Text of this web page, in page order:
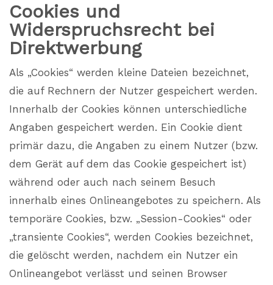
Cookies und
Widerspruchsrecht bei
Direktwerbung
Als „Cookies“ werden kleine Dateien bezeichnet,
die auf Rechnern der Nutzer gespeichert werden.
Innerhalb der Cookies können unterschiedliche
Angaben gespeichert werden. Ein Cookie dient
primär dazu, die Angaben zu einem Nutzer (bzw.
dem Gerät auf dem das Cookie gespeichert ist)
während oder auch nach seinem Besuch
innerhalb eines Onlineangebotes zu speichern. Als
temporäre Cookies, bzw. „Session-Cookies“ oder
„transiente Cookies“, werden Cookies bezeichnet,
die gelöscht werden, nachdem ein Nutzer ein
Onlineangebot verlässt und seinen Browser